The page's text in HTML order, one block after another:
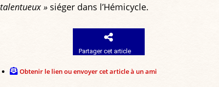
talentueux » siéger dans l’Hémicycle.
Partager cet article
Obtenir le lien ou envoyer cet article à un ami